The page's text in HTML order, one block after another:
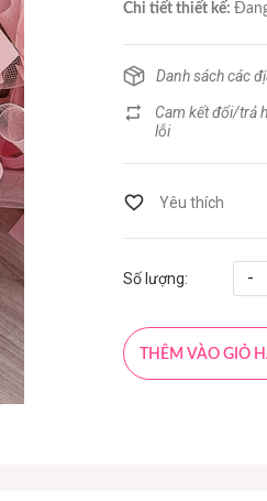
Chi tiết thiết kế:
Danh sách các
Cam kết đổi/trả
lỗi
Số lượng: -
THÊM VÀO GIỎ